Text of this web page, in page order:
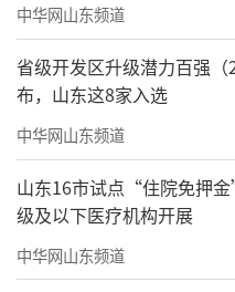
中华网山东频道
省级开发区升级潜力百强（
布，山东这8家入选
中华网山东频道
山东16市试点“住院免押
级及以下医疗机构开展
中华网山东频道